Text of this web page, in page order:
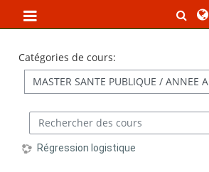
Panneau latéral
Catégories de cours:
Rechercher des cours
Régression logistique